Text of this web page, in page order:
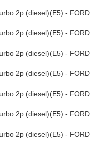
2p (diesel)(E5) - FORD
2p (diesel)(E5) - FORD
2p (diesel)(E5) - FORD
2p (diesel)(E5) - FORD
2p (diesel)(E5) - FORD
2p (diesel)(E5) - FORD
2p (diesel)(E5) - FORD